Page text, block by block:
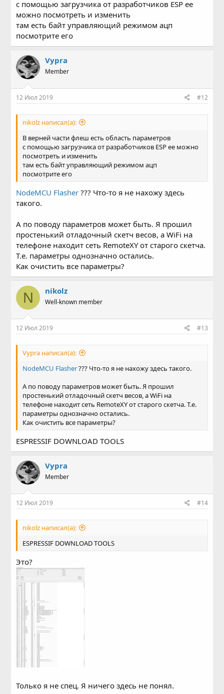
Что могло повлиять, пока не знаю.
Но с Вами я согласен. Симптомы похожи, что меряем не
то напряжение.
Только что отсоединил тензы, просто коснулся пальцем
штырей, куда датчики подключаю, так все показатели
вообще поплыли. Что-то не то он меряет.
с помощью загрузчика от разработчиков ESP ее
можно посмотреть и изменить
там есть байт управляющий режимом ацп
посмотрите его
Vypra
Member
12 Июл 2019 #12
nikolz написал(а):
В верней части флеш есть область параметров
с помощью загрузчика от разработчиков ESP ее можно
посмотреть и изменить
там есть байт управляющий режимом ацп
посмотрите его
NodeMCU Flasher ??? Что-то я не нахожу здесь
такого.
А по поводу параметров может быть. Я прошил
простенький отладочный скетч весов, а WiFi на
телефоне находит сеть RemoteXY от старого скетча.
Т.е. параметры однозначно остались.
Как очистить все параметры?
N nikolz
Well-known member
12 Июл 2019 #13
Vypra написал(а):
NodeMCU Flasher??? Что-то я не нахожу здесь такого.
А по поводу параметров может быть. Я прошил
простенький отладочный скетч весов, а WiFi на
телефоне находит сеть RemoteXY от старого скетча. Т.е.
параметры однозначно остались.
Как очистить все параметры?
ESPRESSIF DOWNLOAD TOOLS
Vypra
Member
12 Июл 2019 #14
nikolz написал(а):
ESPRESSIF DOWNLOAD TOOLS
Это?
Только я не спец. Я ничего здесь не понял.